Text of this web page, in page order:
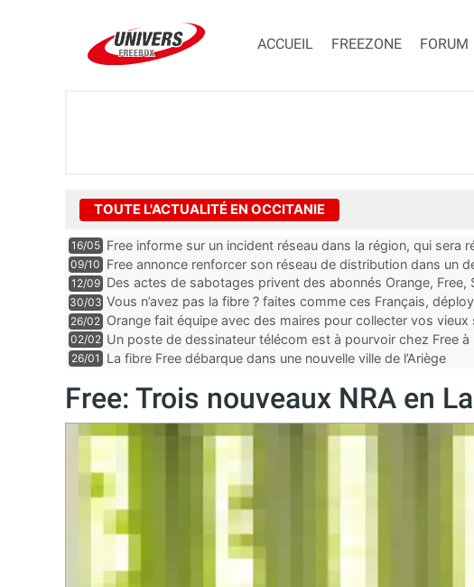
ACCUEIL FREEZONE FORUM
TOUTE L'ACTUALITÉ EN OCCITANIE
16/05 Free informe sur un incident réseau dans la région, qui sera
09/10 Free annonce renforcer son réseau de distribution dans un
12/09 Des actes de sabotages privent des abonnés Orange, Free,
et mobile, “c’est clairement quelqu’un qui est expert”
30/03 Vous n’avez pas la fibre ? faites comme ces Français,
26/02 Orange fait équipe avec des maires pour collecter vos vieux
02/02 Un poste de dessinateur télécom est à pourvoir chez Free
Gard
26/01 La fibre Free débarque dans une nouvelle ville de l’Ariège
Free: Trois nouveaux NRA en